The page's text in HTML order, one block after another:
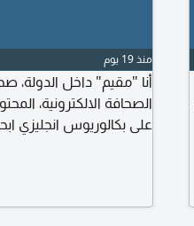
منذ 19 يوم
الصحافة الالكترونية،
على بكالوريوس انجليزي